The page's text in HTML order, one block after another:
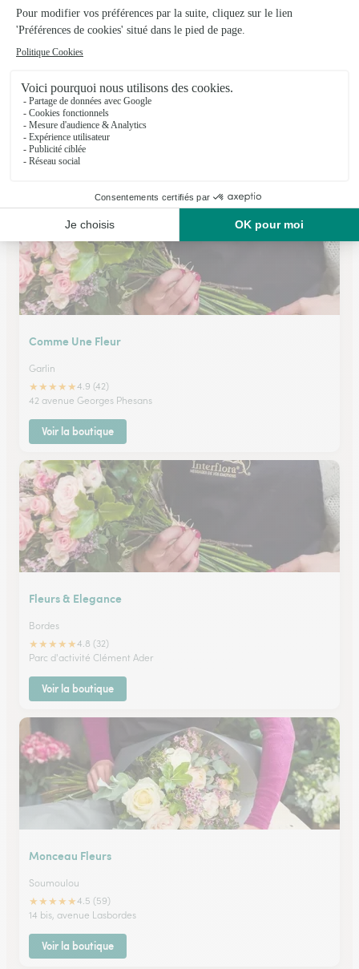
Fleurs Lapuyade
Jurancon
★★★★★4.7 (66)
12, Avenue Henri IV
Comme Une Fleur
Garlin
★★★★★4.9 (42)
42 avenue Georges Phesans
Voir la boutique
Fleurs & Elegance
Bordes
★★★★★4.8 (32)
Parc d'activité Clément Ader
Voir la boutique
Monceau Fleurs
Soumoulou
★★★★★4.5 (59)
14 bis, avenue Lasbordes
Voir la boutique